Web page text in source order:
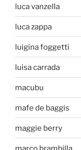
luca vanzella
luca zappa
luigina foggetti
luisa carrada
macubu
mafe de baggis
maggie berry